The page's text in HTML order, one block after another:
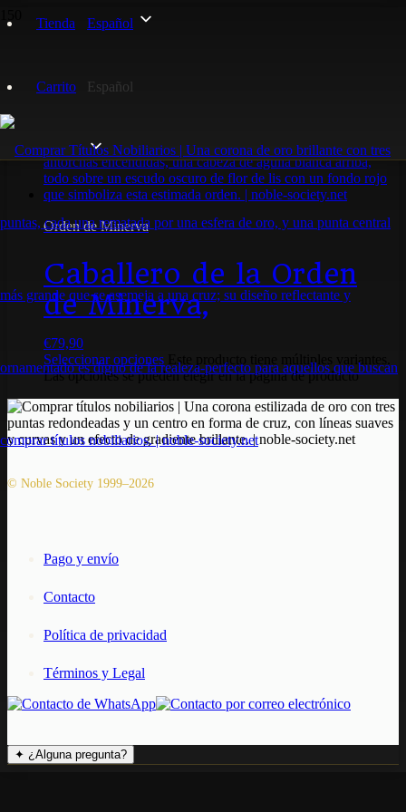
Tienda
Carrito
Español
Español
Mostrando el único resultado
Orden de Minerva
Caballero de la Orden
de Minerva,
€79,90
Seleccionar opciones
Este producto tiene múltiples variantes.
Las opciones se pueden elegir en la página de producto
© Noble Society 1999–2026
Pago y envío
Contacto
Política de privacidad
Términos y Legal
✦ ¿Alguna pregunta?